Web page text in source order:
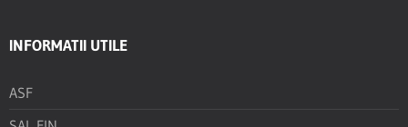
INFORMATII UTILE
ASF